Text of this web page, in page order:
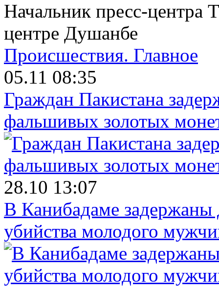
Начальник пресс-центра
центре Душанбе
Происшествия. Главное
05.11 08:35
Граждан Пакистана
фальшивых золотых
28.10 13:07
В Канибадаме задержаны
убийства молодого